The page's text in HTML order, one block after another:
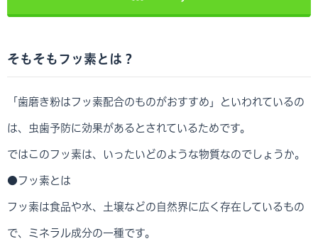
そもそもフッ素とは？
「歯磨き粉はフッ素配合のものがおすすめ」といわれているの
は、虫歯予防に効果があるとされているためです。
ではこのフッ素は、いったいどのような物質なのでしょうか。
●フッ素とは
フッ素は食品や水、土壌などの自然界に広く存在しているもの
で、ミネラル成分の一種です。